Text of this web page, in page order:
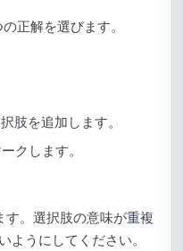
有までの完全ガイド
と設定ガイド
ド
ル設定ガイド
するためのガイド
正解を選びます。
肢を追加します。
クします。
す。選択肢の意味が重複
ようにしてください。